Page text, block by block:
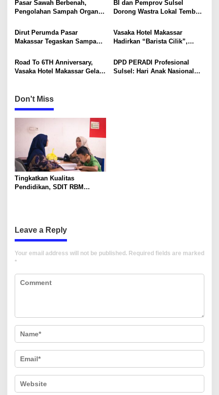
g
a
t
o
Program MBKM
Pasar Sawah Berbenah,
Pengolahan Sampah Organik
BI dan Pemprov Sulsel
Dorong Wastra Lokal Tembus
Mancanegara
Dirut Perumda Pasar
Makassar Tegaskan Sampah
Bukan Dibuang ke TPA
Vasaka Hotel Makassar
Hadirkan “Barista Cilik”,
Untuk Anak-Anak
Road To 6TH Anniversary,
Vasaka Hotel Makassar Gelar
Untuk Anak-Anak
DPD PERADI Profesional
Sulsel: Hari Anak Nasional
Don't Miss
Tingkatkan Kualitas
Pendidikan, SDIT RBM
Leave a Reply
Your email address will not be published. Required fields are marked
*